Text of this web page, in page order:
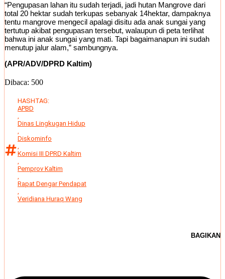
“Pengupasan lahan itu sudah terjadi, jadi hutan Mangrove dari
total 20 hektar sudah terkupas sebanyak 14hektar, dampaknya
tentu mangrove mengecil apalagi disitu ada anak sungai yang
tertutup akibat pengupasan tersebut, walaupun di peta terlihat
bahwa ini anak sungai yang mati. Tapi bagaimanapun ini sudah
menutup jalur alam,” sambungnya.
(APR/ADV/DPRD Kaltim)
Dibaca: 500
HASHTAG:
APBD
,
Dinas Lingkugan Hidup
,
Diskominfo
,
Komisi III DPRD Kaltim
,
Pemprov Kaltim
,
Rapat Dengar Pendapat
,
Veridiana Huraq Wang
BAGIKAN